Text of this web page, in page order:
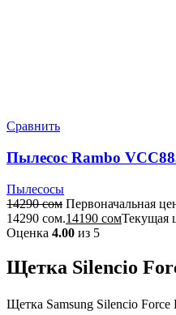
Сравнить
Пылесос Rambo
Пылесосы
14290сом Первоначальная
14290 сом.14190 сомТекущая
Оценка 4.00 из 5
Щетка Silencio
Щетка Samsung Silencio Force